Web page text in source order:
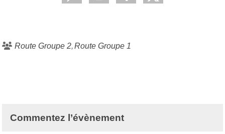
Route Groupe 2 Route Groupe 1
Commentez l’évènement